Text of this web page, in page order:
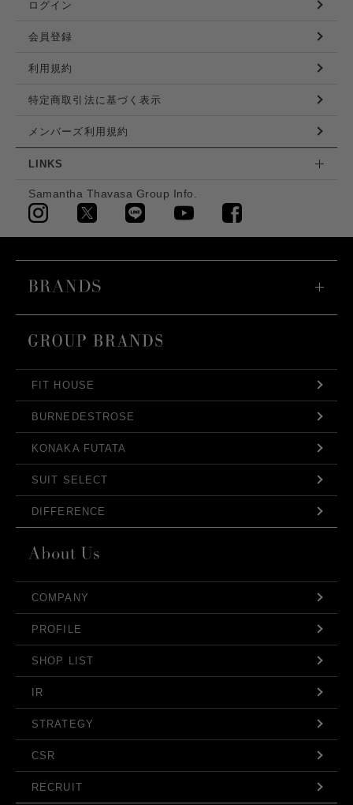
ログイン
会員登録
利用規約
特定商取引法に基づく表示
メンバーズ利用規約
LINKS
Samantha Thavasa Group Info.
FIT HOUSE
BURNEDESTROSE
KONAKA FUTATA
SUIT SELECT
DIFFERENCE
COMPANY
PROFILE
SHOP LIST
IR
STRATEGY
CSR
RECRUIT